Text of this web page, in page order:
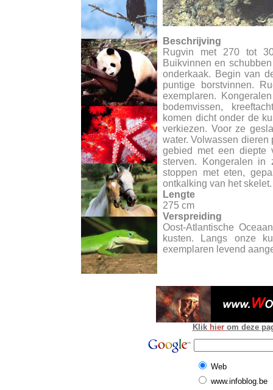
Beschrijving
Rugvin met 270 tot
Buikvinnen en
onderkaak. Begin van
puntige borstvinnen.
exemplaren.
bodemvissen,
komen dicht onder de
verkiezen. Voor ze
water. Volwassen
gebied met een diepte
sterven. Kongeralen in
stoppen met eten,
ontkalking van het
Lengte
275 cm
Verspreiding
Oost-Atlantische
kusten. Langs onze
exemplaren levend
Klik hier om deze
Web
www.infoblog.be